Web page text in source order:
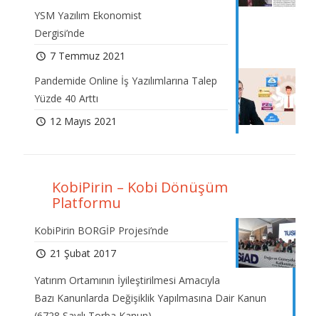
YSM Yazılım Ekonomist
Dergisi’nde
7 Temmuz 2021
Pandemide Online İş Yazılımlarına Talep
Yüzde 40 Arttı
12 Mayıs 2021
KobiPirin – Kobi Dönüşüm
Platformu
KobiPirin BORGİP Projesi’nde
21 Şubat 2017
Yatırım Ortamının İyileştirilmesi Amacıyla
Bazı Kanunlarda Değişiklik Yapılmasına Dair Kanun